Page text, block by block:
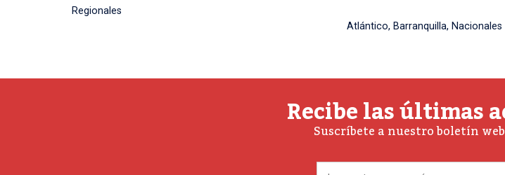
Regionales
Atlántico, Barranquilla, Nacionales
Recibe las últimas
Suscríbete a nuestro boletín